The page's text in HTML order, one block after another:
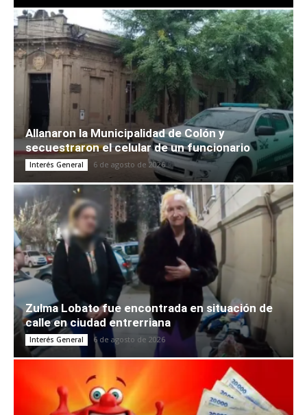
Allanaron la Municipalidad de Colón y
secuestraron el celular de un funcionario
Interés General 6 de agosto de 2026
Zulma Lobato fue encontrada en situación de
calle en ciudad entrerriana
Interés General 6 de agosto de 2026